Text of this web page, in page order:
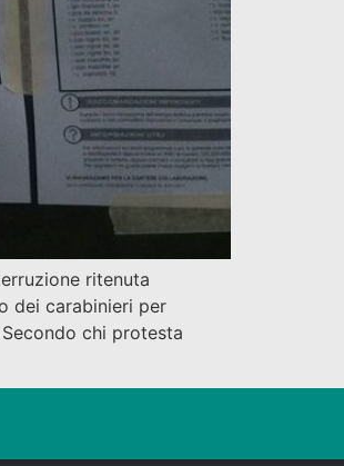
ritenuta
dei carabinieri per
chi protesta